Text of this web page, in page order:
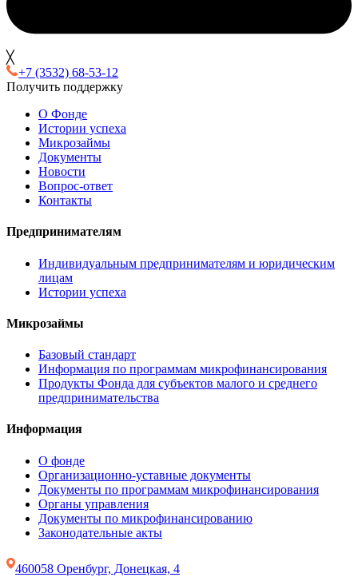
╳
+7 (3532) 68-53-12
Получить поддержку
О Фонде
Истории успеха
Микрозаймы
Документы
Новости
Вопрос-ответ
Контакты
Предпринимателям
Индивидуальным предпринимателям и юридическим
лицам
Истории успеха
Микрозаймы
Базовый стандарт
Информация по программам микрофинансирования
Продукты Фонда для субъектов малого и среднего
предпринимательства
Информация
О фонде
Организационно-уставные документы
Документы по программам микрофинансирования
Органы управления
Документы по микрофинансированию
Законодательные акты
460058 Оренбург, Донецкая, 4